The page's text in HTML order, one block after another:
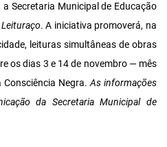
Secretaria Municipal de Educação
Leituraço. A iniciativa promoverá, na
leituras simultâneas de obras
os dias 3 e 14 de novembro — mês
Consciência Negra.As informações
da Secretaria Municipal de